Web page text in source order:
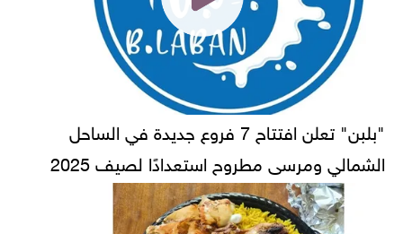
"بلبن" تعلن افتتاح 7 فروع جديدة في الساحل
الشمالي ومرسى مطروح استعدادًا لصيف 2025